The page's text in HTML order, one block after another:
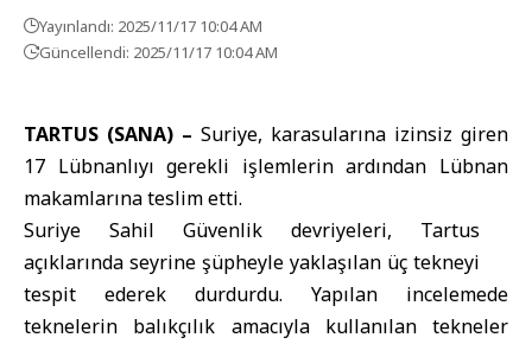
Yayınlandı: 2025/11/17 10:04 AM
Güncellendi: 2025/11/17 10:04 AM
TARTUS (SANA) – Suriye, karasularına izinsiz giren
17 Lübnanlıyı gerekli işlemlerin ardından Lübnan
makamlarına teslim etti.
Suriye Sahil Güvenlik devriyeleri, Tartus
açıklarında seyrine şüpheyle yaklaşılan üç tekneyi
tespit ederek durdurdu. Yapılan incelemede
teknelerin balıkçılık amacıyla kullanılan tekneler